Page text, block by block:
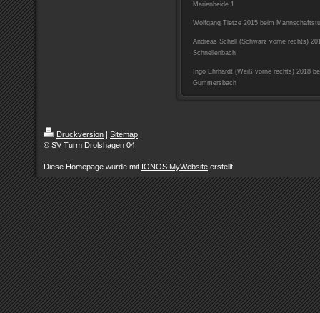
Marienheide 1
Wolfgang Tietze 2015 beim
Andreas Schell (Schwarz vorne rechts)
Schnellenbach
Ingo Ehrhardt (Weiß vorne rechts) 2018
Gummersbach
Druckversion | Sitemap
© SV Turm Drolshagen 04
Diese Homepage wurde mit IONOS MyWebsite erstellt.